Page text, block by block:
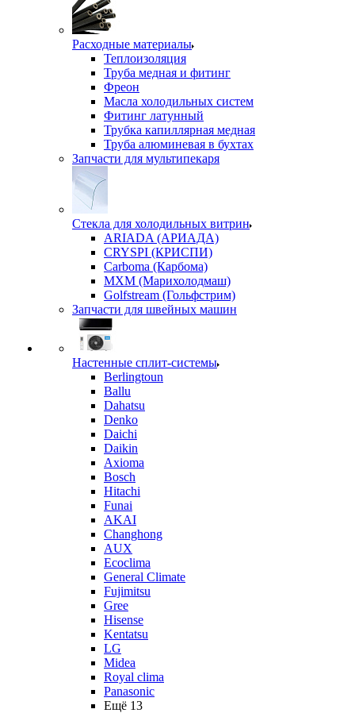
Расходные материалы
Теплоизоляция
Труба медная и фитинг
Фреон
Масла холодильных систем
Фитинг латунный
Трубка капиллярная медная
Труба алюминевая в бухтах
Запчасти для мультипекаря
Стекла для холодильных витрин
ARIADA (АРИАДА)
CRYSPI (КРИСПИ)
Carboma (Карбома)
MXM (Марихолодмаш)
Golfstream (Гольфстрим)
Запчасти для швейных машин
Настенные сплит-системы
Berlingtoun
Ballu
Dahatsu
Denko
Daichi
Daikin
Axioma
Bosch
Hitachi
Funai
AKAI
Changhong
AUX
Ecoclima
General Climate
Fujimitsu
Gree
Hisense
Kentatsu
LG
Midea
Royal clima
Panasonic
Ещё 13